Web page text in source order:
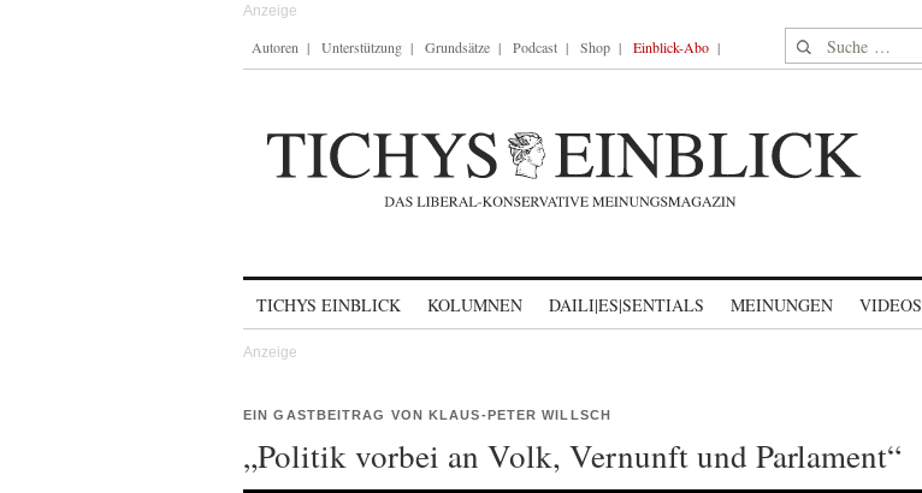
Autoren Unterstützung Grundsätze Podcast Shop Einblick-Abo Suche nach:
TICHYS EINBLICK KOLUMNEN DAILI|ES|SENTIALS MEINUNGEN VIDEOS
EIN GASTBEITRAG VON KLAUS-PETER WILLSCH
„Politik vorbei an Volk, Vernunft und Parlament“